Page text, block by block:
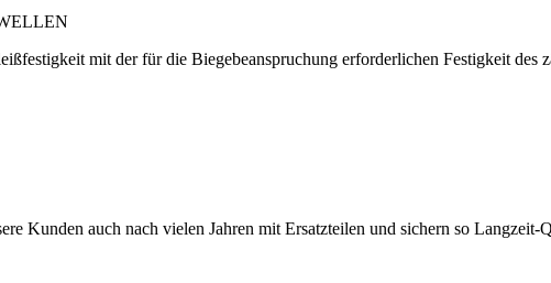
mit der für die Biegebeanspruchung erforderlichen Festigkeit des
Kunden auch nach vielen Jahren mit Ersatzteilen und sichern so Langzeit-